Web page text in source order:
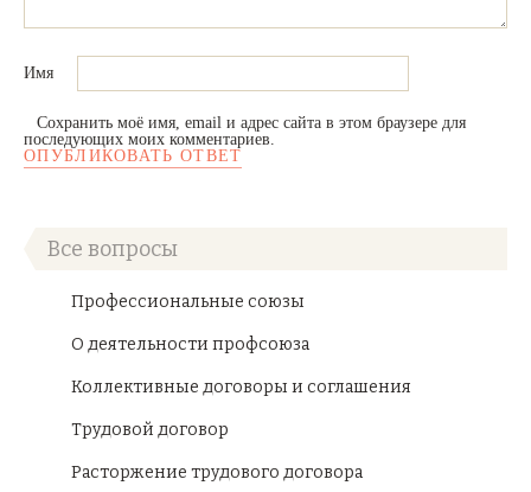
Имя
Сохранить моё имя, email и адрес сайта в этом браузере для
последующих моих комментариев.
Все вопросы
Профессиональные союзы
О деятельности профсоюза
Коллективные договоры и соглашения
Трудовой договор
Расторжение трудового договора